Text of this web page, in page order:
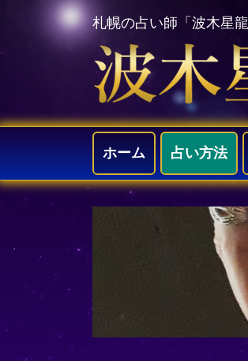
札幌の占い師「波木星
ホーム 占い方法